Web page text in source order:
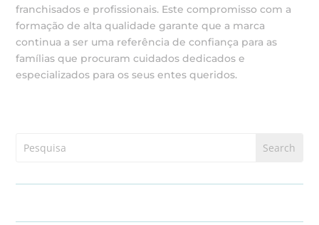
franchisados e profissionais. Este compromisso com a
formação de alta qualidade garante que a marca
continua a ser uma referência de confiança para as
famílias que procuram cuidados dedicados e
especializados para os seus entes queridos.